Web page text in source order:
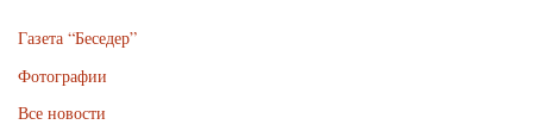
Газета “Беседер”
Фотографии
Все новости